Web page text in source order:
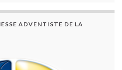
ADVENTISTE DE LA